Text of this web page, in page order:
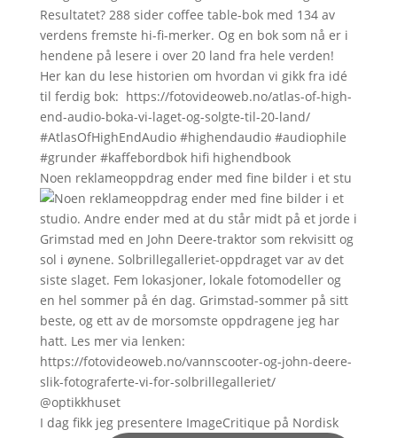
Noen reklameoppdrag ender med fine bilder i et stu
I dag fikk jeg presentere ImageCritique på Nordisk